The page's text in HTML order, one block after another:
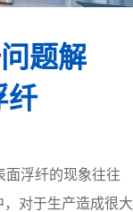
题解
纤
面浮纤的现象往往
对于生产造成很大